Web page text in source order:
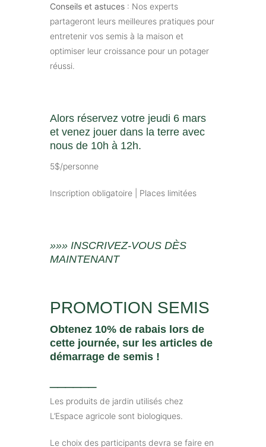
Conseils et astuces : Nos experts
partageront leurs meilleures pratiques pour
entretenir vos semis à la maison et
optimiser leur croissance pour un potager
réussi.
Alors réservez votre jeudi 6 mars
et venez jouer dans la terre avec
nous de 10h à 12h.
5$/personne
Inscription obligatoire | Places limitées
»»» INSCRIVEZ-VOUS DÈS
MAINTENANT
PROMOTION SEMIS
Obtenez 10% de rabais lors de
cette journée, sur les articles de
démarrage de semis !
Les produits de jardin utilisés chez
L’Espace agricole sont biologiques.
Le choix des participants devra se faire en